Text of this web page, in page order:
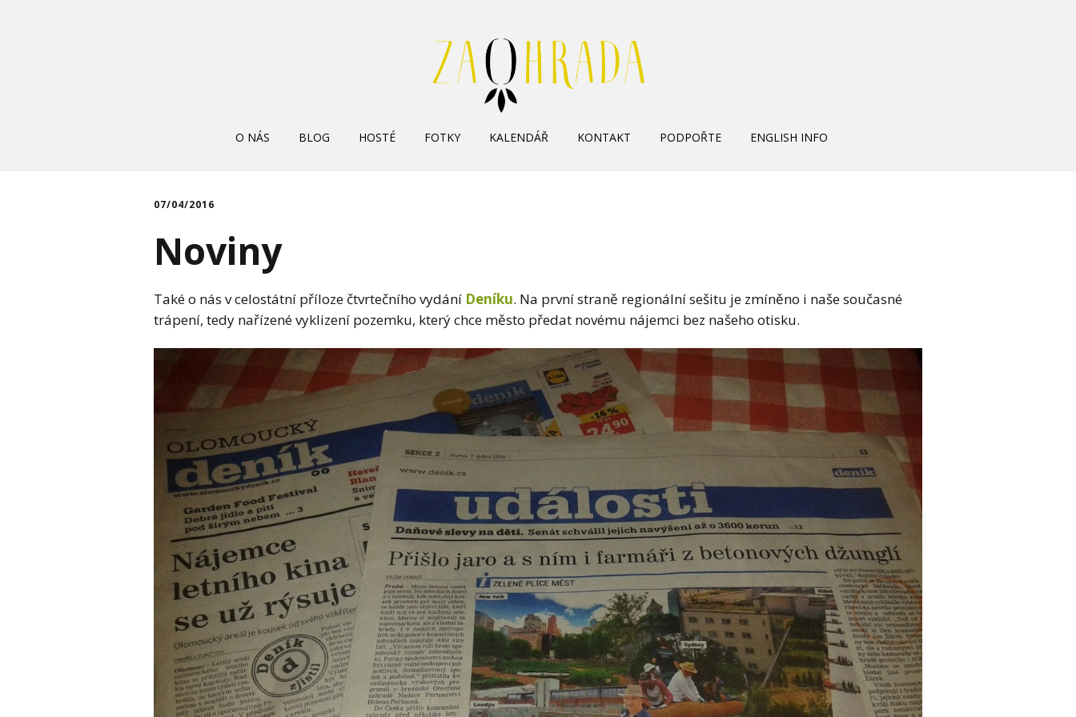
Skip
O NÁS BLOG HOSTÉ FOTKY KALENDÁŘ KONTAKT PODPOŘTE ENGLISH INFO
07/04/2016
Noviny
Také o nás v celostátní příloze čtvrtečního vydání Deníku. Na první straně regionální sešitu je zmíněno i naše současné
trápení, tedy nařízené vyklizení pozemku, který chce město předat novému nájemci bez našeho otisku.